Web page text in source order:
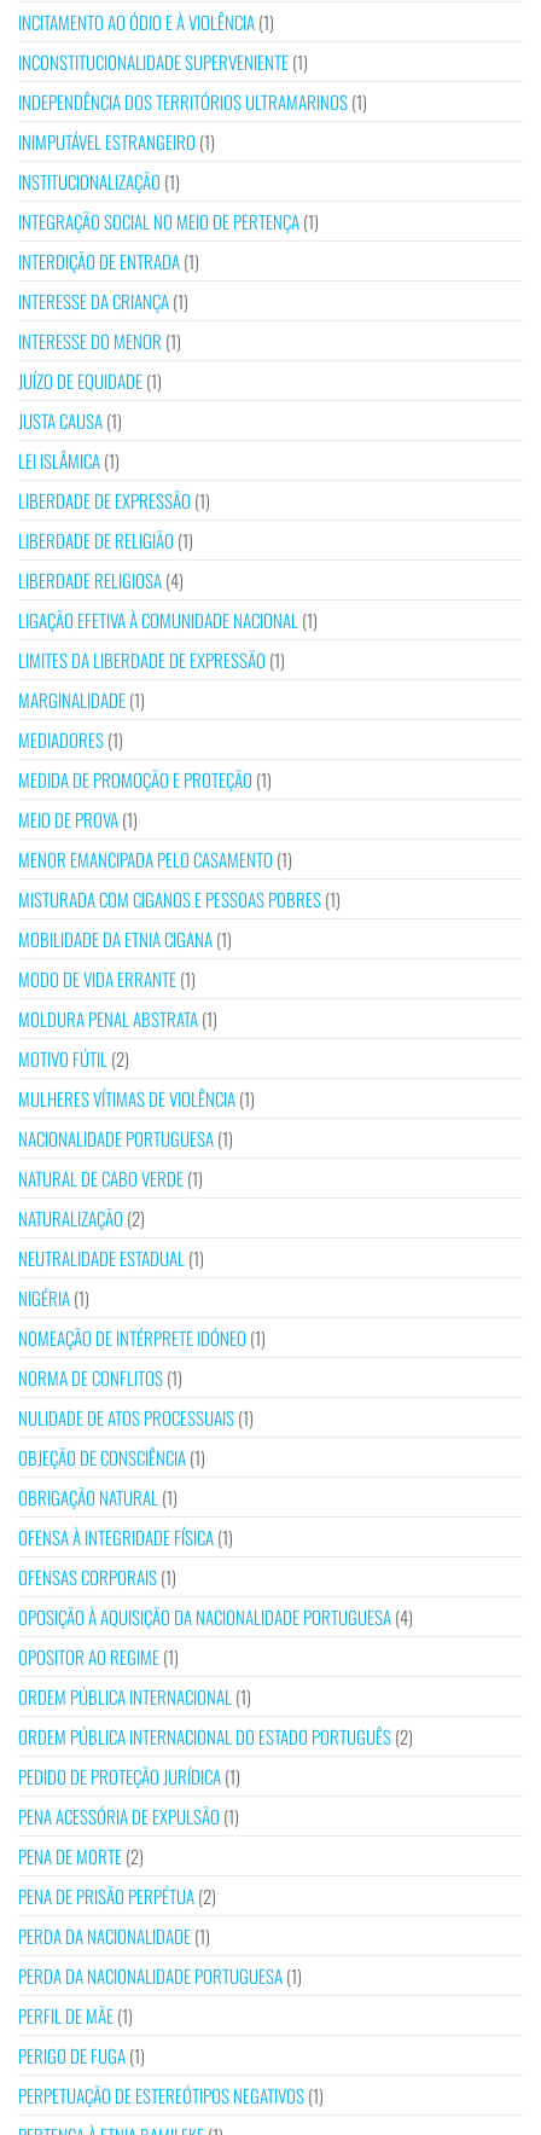
INCITAMENTO AO ÓDIO E À VIOLÊNCIA(1)
INCONSTITUCIONALIDADE SUPERVENIENTE(1)
INDEPENDÊNCIA DOS TERRITÓRIOS ULTRAMARINOS(1)
INIMPUTÁVEL ESTRANGEIRO (1)
INSTITUCIONALIZAÇÃO (1)
INTEGRAÇÃO SOCIAL NO MEIO DE PERTENÇA(1)
INTERDIÇÃO DE ENTRADA(1)
INTERESSE DA CRIANÇA(1)
INTERESSE DO MENOR (1)
JUÍZO DE EQUIDADE(1)
JUSTA CAUSA(1)
LEI ISLÂMICA(1)
LIBERDADE DE EXPRESSÃO (1)
LIBERDADE DE RELIGIÃO (1)
LIBERDADE RELIGIOSA(4)
LIGAÇÃO EFETIVA À COMUNIDADE NACIONAL (1)
LIMITES DA LIBERDADE DE EXPRESSÃO (1)
MARGINALIDADE(1)
MEDIADORES(1)
MEDIDA DE PROMOÇÃO E PROTEÇÃO (1)
MEIO DE PROVA(1)
MENOR EMANCIPADA PELO CASAMENTO (1)
MISTURADA COM CIGANOS E PESSOAS POBRES(1)
MOBILIDADE DA ETNIA CIGANA(1)
MODO DE VIDA ERRANTE(1)
MOLDURA PENAL ABSTRATA(1)
MOTIVO FÚTIL (2)
MULHERES VÍTIMAS DE VIOLÊNCIA(1)
NACIONALIDADE PORTUGUESA(1)
NATURAL DE CABO VERDE(1)
NATURALIZAÇÃO (2)
NEUTRALIDADE ESTADUAL (1)
NIGÉRIA(1)
NOMEAÇÃO DE INTÉRPRETE IDÓNEO (1)
NORMA DE CONFLITOS(1)
NULIDADE DE ATOS PROCESSUAIS(1)
OBJEÇÃO DE CONSCIÊNCIA(1)
OBRIGAÇÃO NATURAL (1)
OFENSA À INTEGRIDADE FÍSICA(1)
OFENSAS CORPORAIS(1)
OPOSIÇÃO À AQUISIÇÃO DA NACIONALIDADE PORTUGUESA(4)
OPOSITOR AO REGIME(1)
ORDEM PÚBLICA INTERNACIONAL (1)
ORDEM PÚBLICA INTERNACIONAL DO ESTADO PORTUGUÊS(2)
PEDIDO DE PROTEÇÃO JURÍDICA(1)
PENA ACESSÓRIA DE EXPULSÃO (1)
PENA DE MORTE(2)
PENA DE PRISÃO PERPÉTUA(2)
PERDA DA NACIONALIDADE(1)
PERDA DA NACIONALIDADE PORTUGUESA(1)
PERFIL DE MÃE(1)
PERIGO DE FUGA(1)
PERPETUAÇÃO DE ESTEREÓTIPOS NEGATIVOS(1)